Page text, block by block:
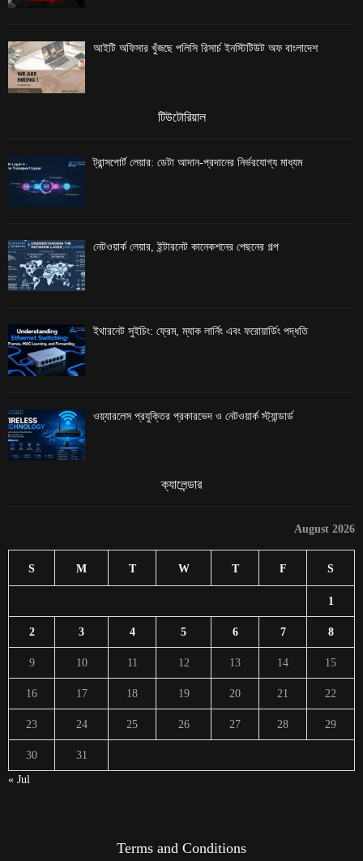
আইটি অফিসার খুঁজছে পলিসি রিসার্চ ইনস্টিটিউট অফ বাংলাদেশ
টিউটোরিয়াল
ট্রান্সপোর্ট লেয়ার: ডেটা আদান-প্রদানের নির্ভরযোগ্য মাধ্যম
নেটওয়ার্ক লেয়ার, ইন্টারনেট কানেকশনের পেছনের গল্প
ইথারনেট সুইচিং: ফ্রেম, ম্যাক লার্নিং এবং ফরোয়ার্ডিং পদ্ধতি
ওয়্যারলেস প্রযুক্তির প্রকারভেদ ও নেটওয়ার্ক স্ট্যান্ডার্ড
ক্যালেন্ডার
August 2026
S M T W T F S
1
2 3 4 5 6 7 8
9 10 11 12 13 14 15
16 17 18 19 20 21 22
23 24 25 26 27 28 29
30
31
« Jul
Terms and Conditions